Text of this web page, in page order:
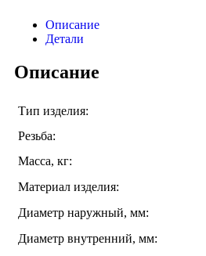
Описание
Детали
Описание
Тип изделия:
Резьба:
Масса, кг:
Материал изделия:
Диаметр наружный, мм:
Диаметр внутренний, мм: